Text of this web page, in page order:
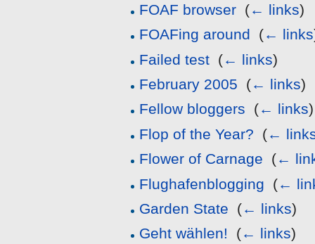
FOAF browser (← links)
FOAFing around (← links
Failed test (← links)
February 2005 (← links)
Fellow bloggers (← links)
Flop of the Year? (←
Flower of Carnage (←
Flughafenblogging (←
Garden State (← links)
Geht wählen!
(← links)